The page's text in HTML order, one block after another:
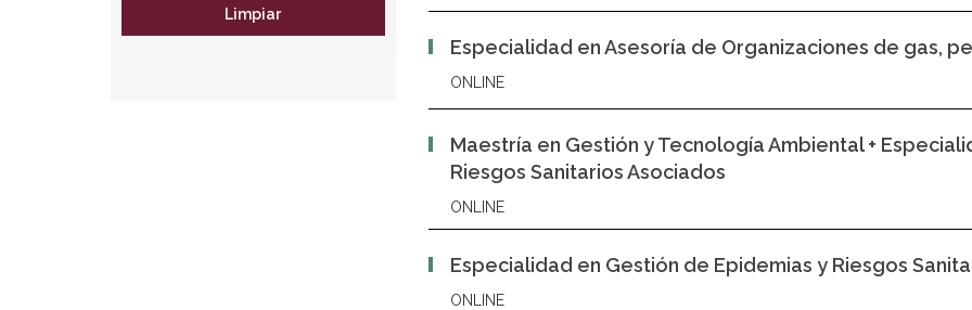
Limpiar
Especialidad en Asesoría de Organizaciones de gas,
ONLINE
Maestría en Gestión y Tecnología Ambiental +
Riesgos Sanitarios Asociados
ONLINE
Especialidad en Gestión de Epidemias y Riesgos
ONLINE